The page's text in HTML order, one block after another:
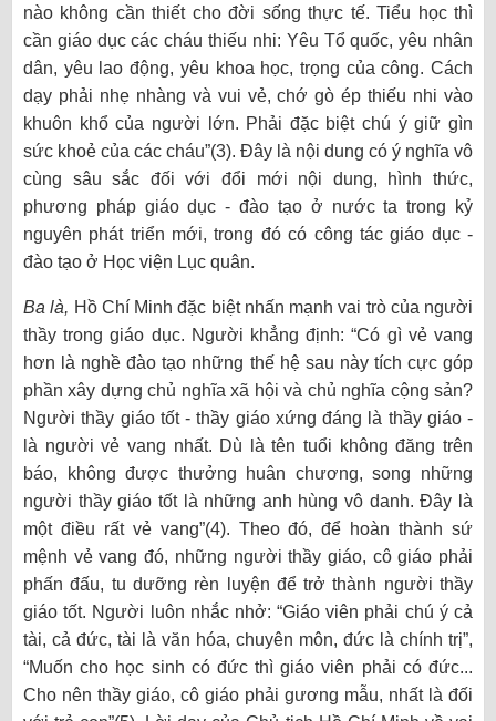
nào không cần thiết cho đời sống thực tế. Tiểu học thì
cần giáo dục các cháu thiếu nhi: Yêu Tổ quốc, yêu nhân
dân, yêu lao động, yêu khoa học, trọng của công. Cách
dạy phải nhẹ nhàng và vui vẻ, chớ gò ép thiếu nhi vào
khuôn khổ của người lớn. Phải đặc biệt chú ý giữ gìn
sức khoẻ của các cháu”(3). Đây là nội dung có ý nghĩa vô
cùng sâu sắc đối với đổi mới nội dung, hình thức,
phương pháp giáo dục - đào tạo ở nước ta trong kỷ
nguyên phát triển mới, trong đó có công tác giáo dục -
đào tạo ở Học viện Lục quân.
Ba là, Hồ Chí Minh đặc biệt nhấn mạnh vai trò của người
thầy trong giáo dục. Người khẳng định: “Có gì vẻ vang
hơn là nghề đào tạo những thế hệ sau này tích cực góp
phần xây dựng chủ nghĩa xã hội và chủ nghĩa cộng sản?
Người thầy giáo tốt - thầy giáo xứng đáng là thầy giáo -
là người vẻ vang nhất. Dù là tên tuổi không đăng trên
báo, không được thưởng huân chương, song những
người thầy giáo tốt là những anh hùng vô danh. Đây là
một điều rất vẻ vang”(4). Theo đó, để hoàn thành sứ
mệnh vẻ vang đó, những người thầy giáo, cô giáo phải
phấn đấu, tu dưỡng rèn luyện để trở thành người thầy
giáo tốt. Người luôn nhắc nhở: “Giáo viên phải chú ý cả
tài, cả đức, tài là văn hóa, chuyên môn, đức là chính trị”,
“Muốn cho học sinh có đức thì giáo viên phải có đức...
Cho nên thầy giáo, cô giáo phải gương mẫu, nhất là đối